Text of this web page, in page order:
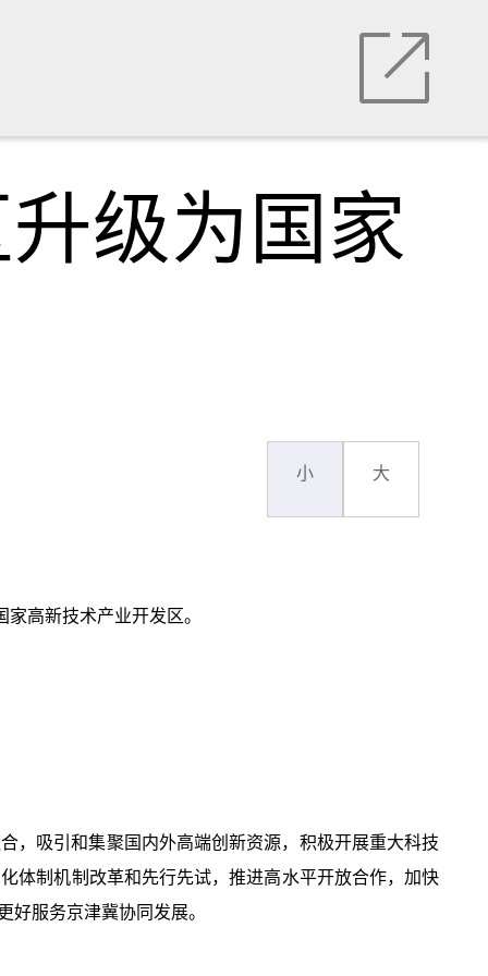
级为国家
小 大
高新技术产业开发区。
，吸引和集聚国内外高端创新资源，积极开展重大科技
体制机制改革和先行先试，推进高水平开放合作，加快
服务京津冀协同发展。